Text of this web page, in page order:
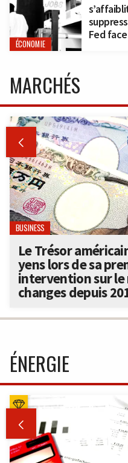
ÉCONOMIE
Fed
MARCHÉS

BUSINESS
Le Trésor
yens lors de sa
intervention sur le
changes depuis
ÉNERGIE
